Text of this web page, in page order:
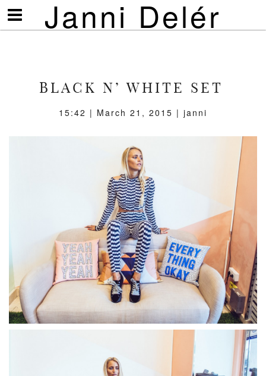
Janni Delér
Visa/göm
meny
BLACK N’ WHITE SET
15:42 | March 21, 2015 | janni